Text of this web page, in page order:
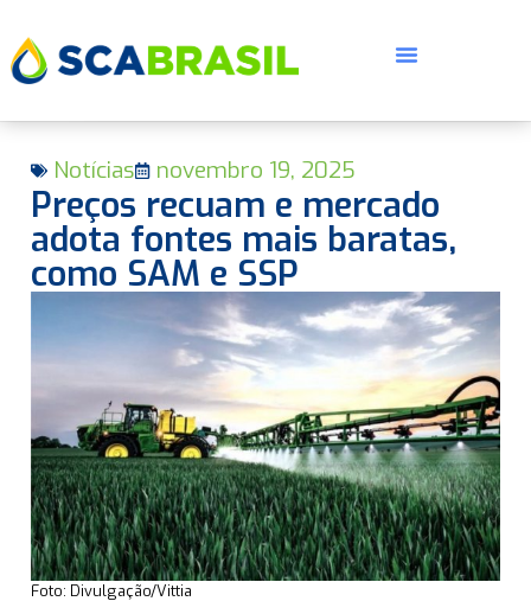
Notícias novembro 19, 2025
Preços recuam e mercado
adota fontes mais baratas,
como SAM e SSP
Foto: Divulgação/Vittia